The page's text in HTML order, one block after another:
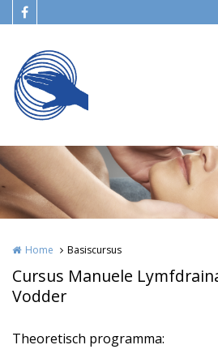
Overslaan en naar de inhoud gaan
Home Basiscursus
Cursus Manuele
Vodder
Theoretisch programma: